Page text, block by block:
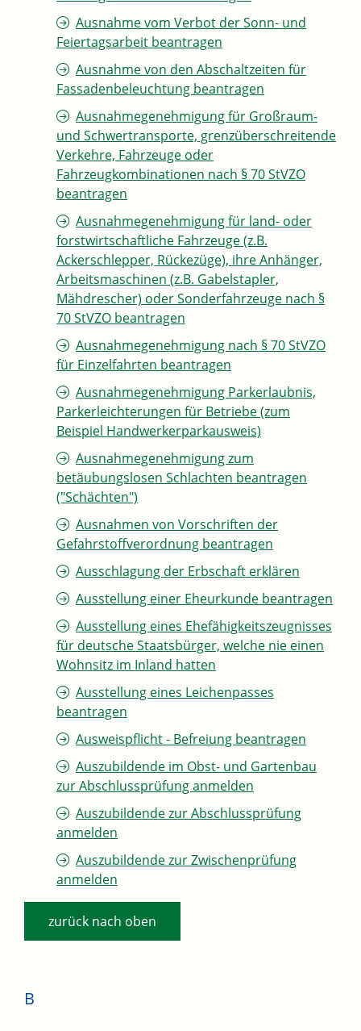
Ausnahme vom Verbot der Sonn- und
Feiertagsarbeit beantragen
Ausnahme von den Abschaltzeiten für
Fassadenbeleuchtung beantragen
Ausnahmegenehmigung für Großraum-
und Schwertransporte, grenzüberschreitende
Verkehre, Fahrzeuge oder
Fahrzeugkombinationen nach § 70 StVZO
beantragen
Ausnahmegenehmigung für land- oder
forstwirtschaftliche Fahrzeuge (z.B.
Ackerschlepper, Rückezüge), ihre Anhänger,
Arbeitsmaschinen (z.B. Gabelstapler,
Mähdrescher) oder Sonderfahrzeuge nach §
70 StVZO beantragen
Ausnahmegenehmigung nach § 70 StVZO
für Einzelfahrten beantragen
Ausnahmegenehmigung Parkerlaubnis,
Parkerleichterungen für Betriebe (zum
Beispiel Handwerkerparkausweis)
Ausnahmegenehmigung zum
betäubungslosen Schlachten beantragen
("Schächten")
Ausnahmen von Vorschriften der
Gefahrstoffverordnung beantragen
Ausschlagung der Erbschaft erklären
Ausstellung einer Eheurkunde beantragen
Ausstellung eines Ehefähigkeitszeugnisses
für deutsche Staatsbürger, welche nie einen
Wohnsitz im Inland hatten
Ausstellung eines Leichenpasses
beantragen
Ausweispflicht - Befreiung beantragen
Auszubildende im Obst- und Gartenbau
zur Abschlussprüfung anmelden
Auszubildende zur Abschlussprüfung
anmelden
Auszubildende zur Zwischenprüfung
anmelden
zurück nach oben
B